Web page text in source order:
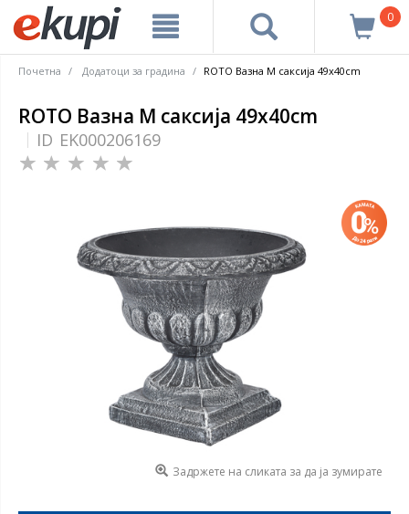
0
Почетна Додатоци за градина ROTO Вазна M саксија 49x40cm
ROTO Вазна M саксија 49x40cm
ID EK000206169
Задржете на сликата за да ја зумирате